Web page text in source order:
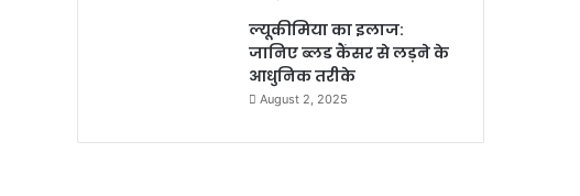
ल्यूकीमिया का इलाज:
जानिए ब्लड कैंसर से लड़ने के
आधुनिक तरीके
August 2, 2025